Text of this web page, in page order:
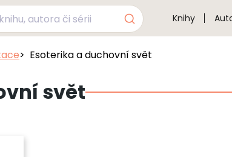
Knihy
Esoterika a duchovní svět
svět